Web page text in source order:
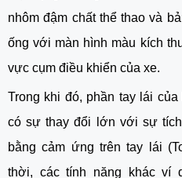
nhôm đậm chất thể thao và
ống với màn hình màu kích
vực cụm điều khiển của xe.
Trong khi đó, phần tay lái
có sự thay đổi lớn với sự
bằng cảm ứng trên tay lái
thời, các tính năng khác ví